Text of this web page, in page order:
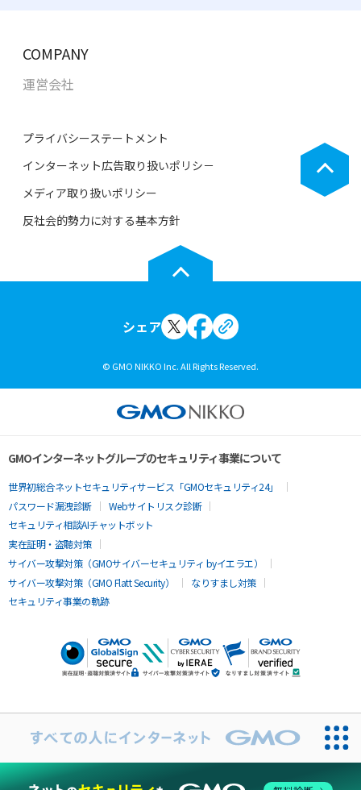
COMPANY
運営会社
プライバシーステートメント
インターネット広告取り扱いポリシ－
メディア取り扱いポリシー
反社会的勢力に対する基本方針
シェア
© GMO NIKKO Inc. All Rights Reserved.
GMOインターネットグループのセキュリティ事業について
世界初総合ネットセキュリティサービス「GMOセキュリティ24」
パスワード漏洩診断
Webサイトリスク診断
セキュリティ相談AIチャットボット
実在証明・盗聴対策
サイバー攻撃対策（GMOサイバーセキュリティ byイエラエ）
サイバー攻撃対策（GMO Flatt Security）
なりすまし対策
セキュリティ事業の軌跡